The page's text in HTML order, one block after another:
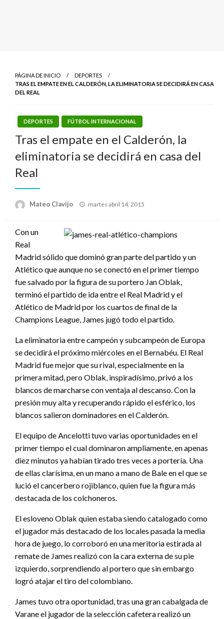
PÁGINA DE INICIO
DEPORTES
TRAS EL EMPATE EN EL CALDERÓN, LA ELIMINATORIA SE DECIDIRÁ EN CASA
DEL REAL
DEPORTES FÚTBOL INTERNACIONAL
Tras el empate en el Calderón, la
eliminatoria se decidirá en casa del
Real
Mateo Clavijo
Publicado
martes abril 14, 2015
Con un
Real
Madrid sólido que dominó gran parte del partido y un
Atlético que aunque no se conectó en el primer tiempo
fue salvado por la figura de su portero Jan Oblak,
terminó el partido de ida entre el Real Madrid y el
Atlético de Madrid por los cuartos de final de la
Champions League, James jugó todo el partido.
La eliminatoria entre campeón y subcampeón de Europa
se decidirá el próximo miércoles en el Bernabéu. El Real
Madrid fue mejor que su rival, especialmente en la
primera mitad, pero Oblak, inspiradísimo, privó a los
blancos de marcharse con ventaja al descanso. Con la
presión muy alta y recuperando rápido el esférico, los
blancos salieron dominadores en el Calderón.
El equipo de Ancelotti tuvo varias oportunidades en el
primer tiempo el cual dominaron ampliamente, en apenas
diez minutos ya habían tirado tres veces a portería. Una
de ellas clarísima, en un mano a mano de Bale en el que se
lució el cancerbero rojiblanco, quien fue la figura más
destacada de los colchoneros.
El esloveno Oblak quien estaba siendo catalogado como
el jugador más destacado de los locales pasada la media
hora de juego, lo corroboró en una meritoria estirada al
remate de James realizó con la cara externa de su pie
izquierdo, sorprendiendo al portero que sin embargo
logró atajar el tiro del colombiano.
James tuvo otra oportunidad, tras una gran cabalgada de
Varane el jugador de la selección cafetera realizó un